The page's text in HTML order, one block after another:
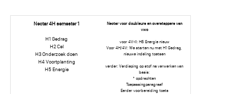
Nectar 4H semester 1
H1 Gedrag
H2 Cel
H3 Onderzoek doen
H4 Voortplanting
H5 Energie
Nectar voor doubleurs en overstappers van
vwo
voor 4V-ll: H5 Energie nieuw
Voor 4H/4V: We starten nu met H1 Gedrag,
nieuwe indeling toetsen
verder: Verdieping op stof na verwerken van
basis:
* opdrachten
Toepassingparagraaf
Eerder voorbereiding toets